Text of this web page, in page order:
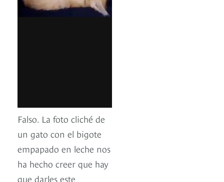
Falso. La foto cliché de
un gato con el bigote
empapado en leche nos
ha hecho creer que hay
que darles este